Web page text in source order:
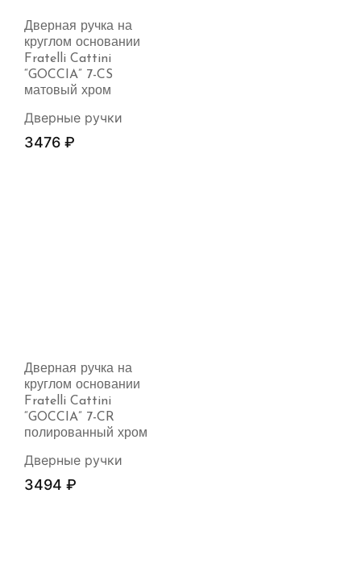
Дверная ручка на
круглом основании
Fratelli Cattini
“GOCCIA” 7-CS
матовый хром
Дверные ручки
3476 ₽
Дверная ручка на
круглом основании
Fratelli Cattini
“GOCCIA” 7-CR
полированный хром
Дверные ручки
3494 ₽